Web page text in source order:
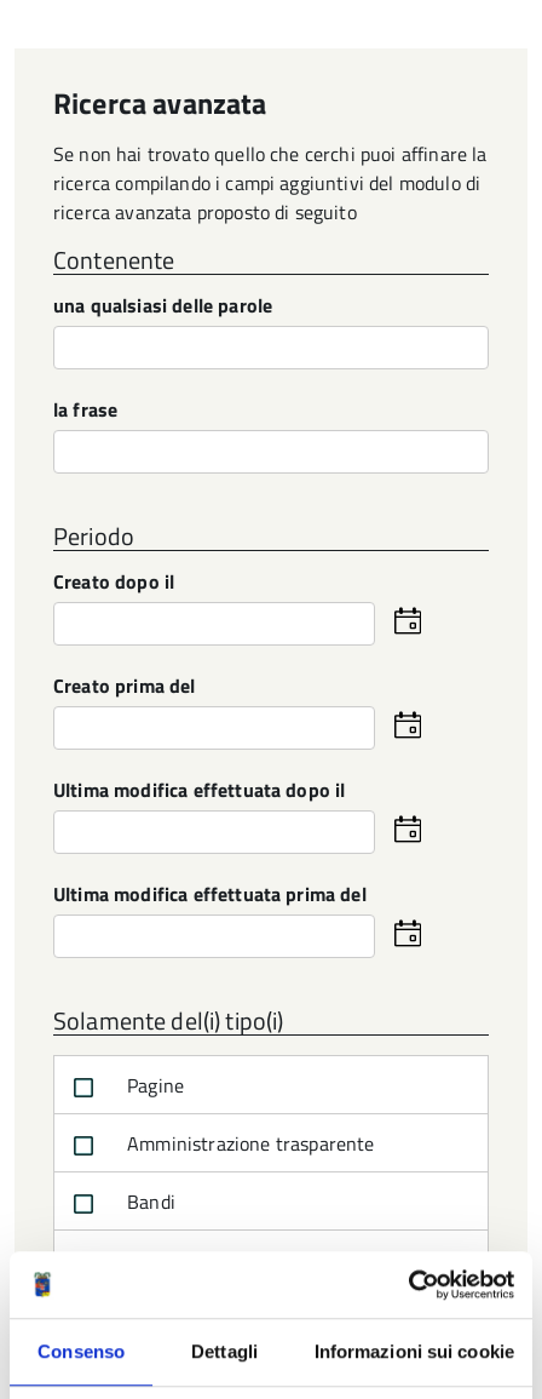
Consenso Dettagli Informazioni sui cookie
Ricerca avanzata
Se non hai trovato quello che cerchi puoi affinare la
ricerca compilando i campi aggiuntivi del modulo di
ricerca avanzata proposto di seguito
Contenente
una qualsiasi delle parole
la frase
Periodo
Creato dopo il
Seleziona
la
Creato prima del
Seleziona
la
Ultima modifica effettuata dopo il
Seleziona
la
Ultima modifica effettuata prima del
Seleziona
la
Solamente del(i) tipo(i)
Pagine
Amministrazione trasparente
Bandi
Delibere